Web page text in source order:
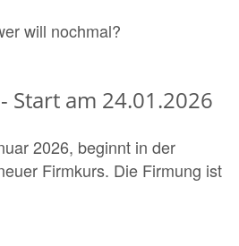
will nochmal?
Start am 24.01.2026
2026, beginnt in der
Firmkurs. Die Firmung ist